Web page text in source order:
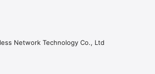
提供了不同的自動訂閱選項，具體選項請檢視會
的 iTunes 帳戶收款
Network Technology Co., Ltd